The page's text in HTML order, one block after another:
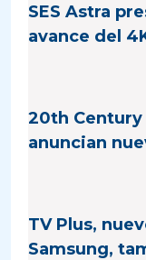
SES Astra
avance del
20th Century
anuncian
TV Plus,
Samsung,